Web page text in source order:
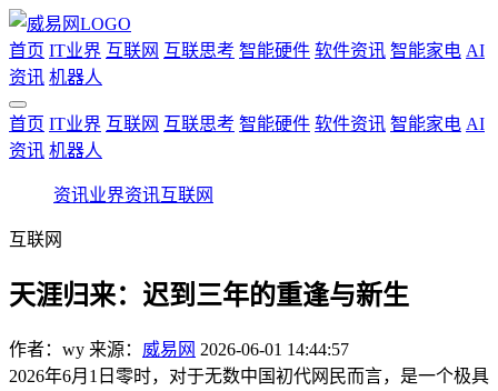
首页 IT业界 互联网 互联思考 智能硬件 软件资讯 智能家电 AI
资讯 机器人
首页 IT业界 互联网 互联思考 智能硬件 软件资讯 智能家电 AI
资讯 机器人
资讯业界资讯互联网
互联网
天涯归来：迟到三年的重逢与新生
作者： wy 来源： 威易网 2026-06-01 14:44:57
2026年6月1日零时，对于无数中国初代网民而言，是一个极具